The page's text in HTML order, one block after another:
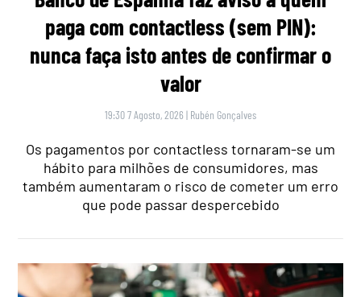
paga com contactless (sem PIN):
nunca faça isto antes de confirmar o
valor
19:30 7 Agosto, 2026 | Rubén Gonçalves
Os pagamentos por contactless tornaram-se um
hábito para milhões de consumidores, mas
também aumentaram o risco de cometer um erro
que pode passar despercebido